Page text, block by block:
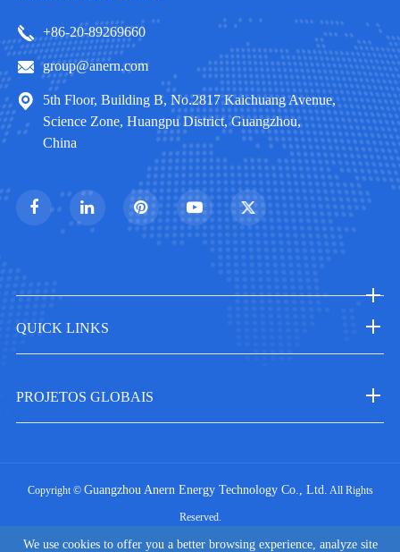
+86-20-89269660
group@anern.com
5th Floor, Building B, No.2817 Kaichuang Avenue,
Science Zone, Huangpu District, Guangzhou,
China
QUICK LINKS
PROJETOS GLOBAIS
Copyright © Guangzhou Anern Energy Technology Co., Ltd. All Rights
Reserved.
Sitemap | Privacy Policy
We use cookies to offer you a better browsing experience, analyze site